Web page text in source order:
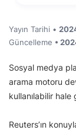
Yayın Tarihi •
Güncelleme •
Sosyal medya
arama motoru
kullanılabilir
Reuters’ın